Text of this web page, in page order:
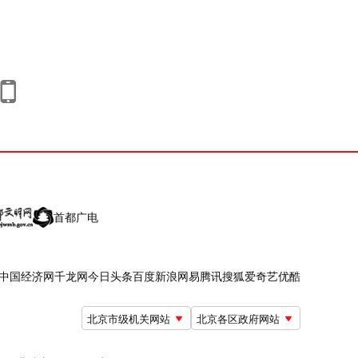
首都广电
国经济网千龙网今日头条百度新浪网易腾讯搜狐爱奇艺优酷
北京市级机关网站 北京各区政府网站